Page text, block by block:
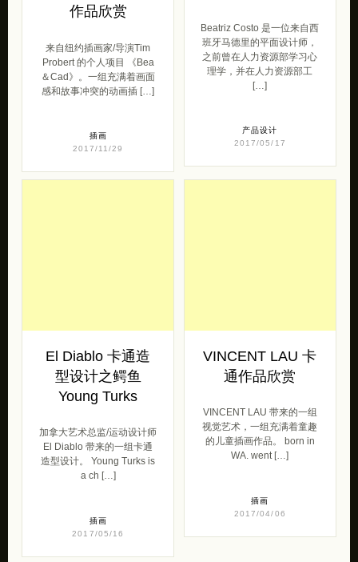
作品欣赏
来自纽约插画家/导演Tim
Probert 的个人项目 《Bea
＆Cad》。一组充满着画面
感和故事冲突的动画插 […]
插画
2017/11/29
Beatriz Costo 是一位来自西
班牙马德里的平面设计师，
之前曾在人力资源部学习心
理学，并在人力资源部工
[…]
产品设计
2017/05/17
El Diablo 卡通造
型设计之鳄鱼
Young Turks
加拿大艺术总监/运动设计师
El Diablo 带来的一组卡通
造型设计。 Young Turks is
a ch […]
插画
2017/05/16
VINCENT LAU 卡
通作品欣赏
VINCENT LAU 带来的一组
视觉艺术，一组充满着童趣
的儿童插画作品。 born in
WA. went […]
插画
2017/04/06